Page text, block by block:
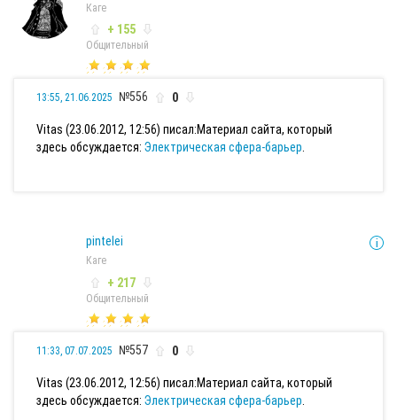
Каге
+ 155
Общительный
13:55, 21.06.2025 №556 0
Vitas (23.06.2012, 12:56) писал:Материал сайта, который
здесь обсуждается: Электрическая сфера-барьер.
pintelei
Каге
+ 217
Общительный
11:33, 07.07.2025 №557 0
Vitas (23.06.2012, 12:56) писал:Материал сайта, который
здесь обсуждается: Электрическая сфера-барьер